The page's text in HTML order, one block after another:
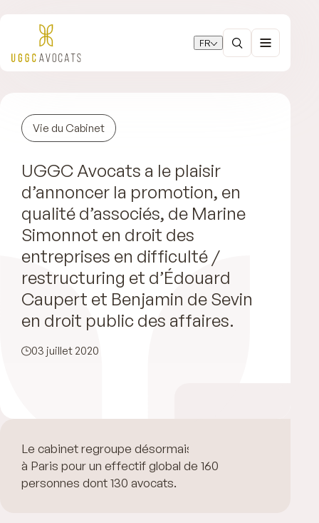
FR
Vie du Cabinet
UGGC Avocats a le plaisir
d’annoncer la promotion, en
qualité d’associés, de Marine
Simonnot en droit des
entreprises en difficulté /
restructuring et d’Édouard
Caupert et Benjamin de Sevin
en droit public des affaires.
03 juillet 2020
Le cabinet regroupe désormais 29 associés
à Paris pour un effectif global de 160
personnes dont 130 avocats.